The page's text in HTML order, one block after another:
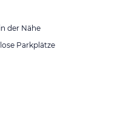
der Nähe
Parkplätze